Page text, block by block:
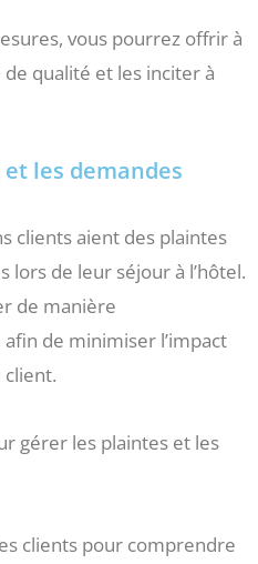
vous pourrez offrir à
qualité et les inciter à
les demandes
clients aient des plaintes
lors de leur séjour à l’hôtel.
de manière
de minimiser l’impact
client.
gérer les plaintes et les
clients pour comprendre